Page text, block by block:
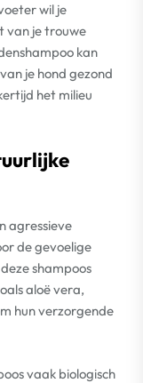
wil je
van je trouwe
kan
je hond gezond
het milieu
agressieve
de gevoelige
shampoos
aloë vera,
hun verzorgende
vaak biologisch